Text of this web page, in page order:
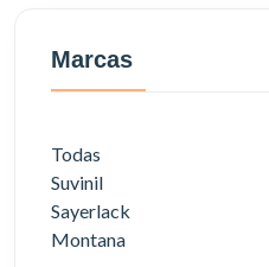
Marcas
Todas
Suvinil
Sayerlack
Montana